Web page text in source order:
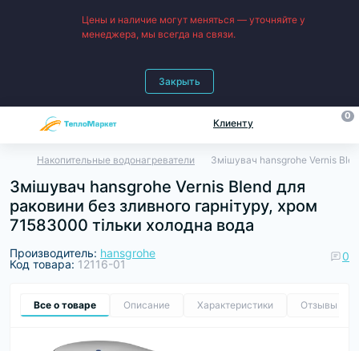
Цены и наличие могут меняться — уточняйте у
менеджера, мы всегда на связи.
Закрыть
Клиенту
0
Накопительные водонагреватели Змішувач hansgrohe Vernis
Змішувач hansgrohe Vernis Blend для
раковини без зливного гарнітуру, хром
71583000 тільки холодна вода
Производитель: hansgrohe
Код товара: 12116-01
0
Все о товаре Описание Характеристики Отзывы